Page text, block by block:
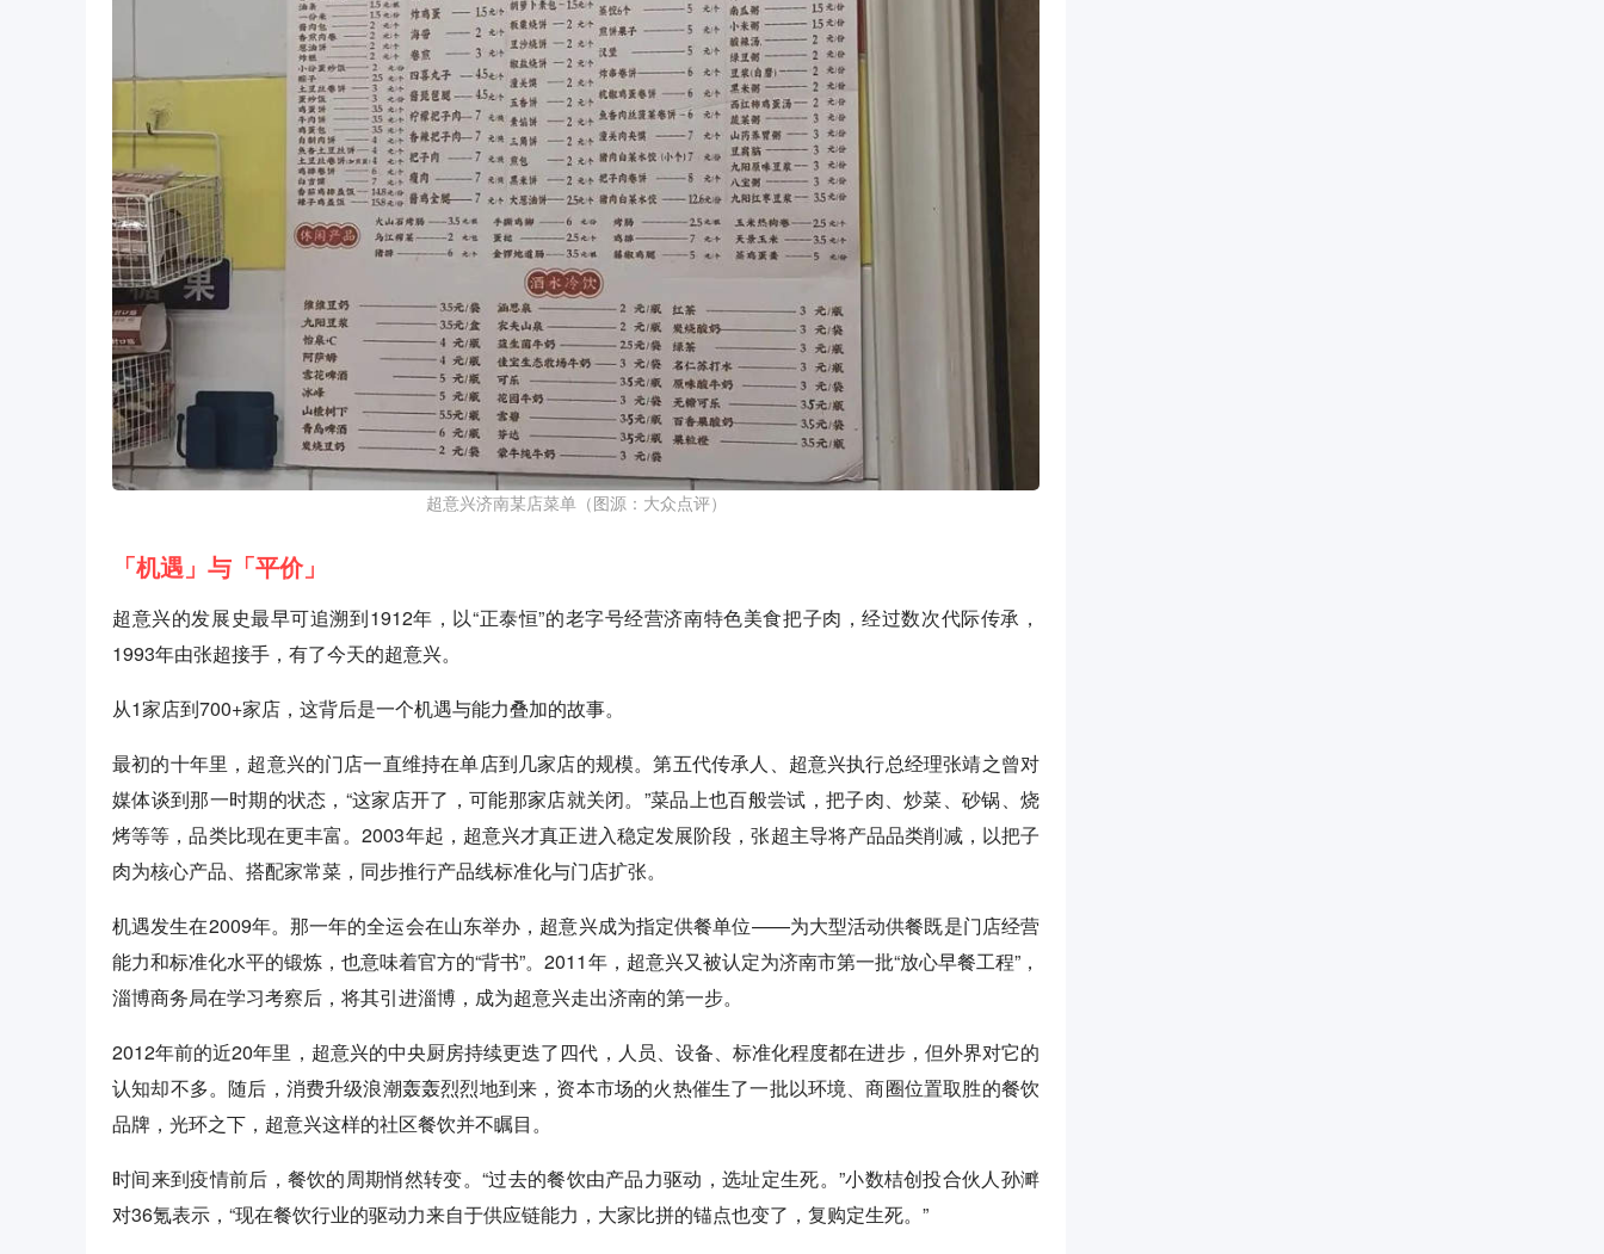
超意兴济南某店菜单（图源：大众点评）
「机遇」与「平价」
超意兴的发展史最早可追溯到1912年，以“正泰恒”的老字号经营济南特色美食把子肉，经过数次代际传承，
1993年由张超接手，有了今天的超意兴。
从1家店到700+家店，这背后是一个机遇与能力叠加的故事。
最初的十年里，超意兴的门店一直维持在单店到几家店的规模。第五代传承人、超意兴执行总经理张靖之曾对
媒体谈到那一时期的状态，“这家店开了，可能那家店就关闭。”菜品上也百般尝试，把子肉、炒菜、砂锅、烧
烤等等，品类比现在更丰富。2003年起，超意兴才真正进入稳定发展阶段，张超主导将产品品类削减，以把子
肉为核心产品、搭配家常菜，同步推行产品线标准化与门店扩张。
机遇发生在2009年。那一年的全运会在山东举办，超意兴成为指定供餐单位——为大型活动供餐既是门店经营
能力和标准化水平的锻炼，也意味着官方的“背书”。2011年，超意兴又被认定为济南市第一批“放心早餐工程”，
淄博商务局在学习考察后，将其引进淄博，成为超意兴走出济南的第一步。
2012年前的近20年里，超意兴的中央厨房持续更迭了四代，人员、设备、标准化程度都在进步，但外界对它的
认知却不多。随后，消费升级浪潮轰轰烈烈地到来，资本市场的火热催生了一批以环境、商圈位置取胜的餐饮
品牌，光环之下，超意兴这样的社区餐饮并不瞩目。
时间来到疫情前后，餐饮的周期悄然转变。“过去的餐饮由产品力驱动，选址定生死。”小数桔创投合伙人孙溿
对36氪表示，“现在餐饮行业的驱动力来自于供应链能力，大家比拼的锚点也变了，复购定生死。”